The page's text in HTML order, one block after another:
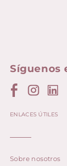
Síguenos
ENLACES ÚTILES
Sobre nosotros